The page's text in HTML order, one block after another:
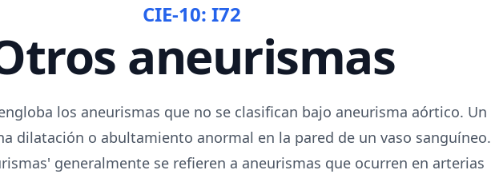
CIE-10: I72
aneurismas
los aneurismas que no se clasifican bajo aneurisma aórtico. Un
dilatación o abultamiento anormal en la pared de un vaso sanguíneo.
generalmente se refieren a aneurismas que ocurren en arterias